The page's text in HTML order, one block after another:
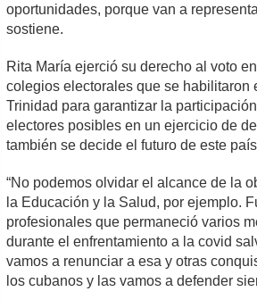
oportunidades, porque van a
sostiene.
Rita María ejerció su derecho al voto
colegios electorales que se habilitaron
Trinidad para garantizar la
electores posibles en un ejercicio de
también se decide el futuro de este
“No podemos olvidar el alcance de la
la Educación y la Salud, por ejemplo.
profesionales que permaneció varios
durante el enfrentamiento a la covid
vamos a renunciar a esa y otras
los cubanos y las vamos a defender